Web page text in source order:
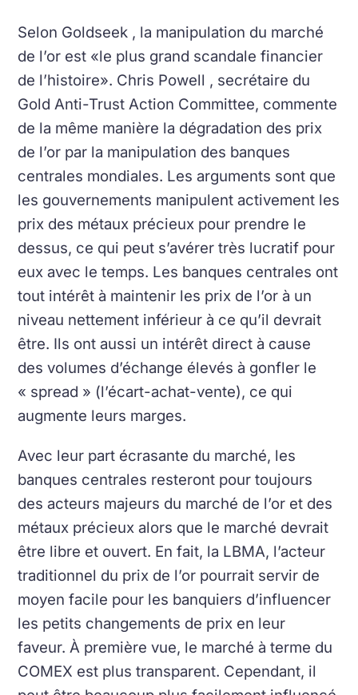
Selon Goldseek , la manipulation du marché
de l’or est «le plus grand scandale financier
de l’histoire». Chris Powell , secrétaire du
Gold Anti-Trust Action Committee, commente
de la même manière la dégradation des prix
de l’or par la manipulation des banques
centrales mondiales. Les arguments sont que
les gouvernements manipulent activement les
prix des métaux précieux pour prendre le
dessus, ce qui peut s’avérer très lucratif pour
eux avec le temps. Les banques centrales ont
tout intérêt à maintenir les prix de l’or à un
niveau nettement inférieur à ce qu’il devrait
être. Ils ont aussi un intérêt direct à cause
des volumes d’échange élevés à gonfler le
« spread » (l’écart-achat-vente), ce qui
augmente leurs marges.
Avec leur part écrasante du marché, les
banques centrales resteront pour toujours
des acteurs majeurs du marché de l’or et des
métaux précieux alors que le marché devrait
être libre et ouvert. En fait, la LBMA, l’acteur
traditionnel du prix de l’or pourrait servir de
moyen facile pour les banquiers d’influencer
les petits changements de prix en leur
faveur.À première vue, le marché à terme du
COMEX est plus transparent. Cependant, il